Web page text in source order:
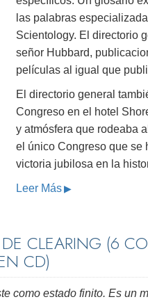
las palabras
Scientology. El directorio
señor Hubbard,
películas al igual que
El directorio general
Congreso en el hotel
y atmósfera que rodeaba
el único Congreso que se
victoria jubilosa en la
Leer Más
CLEARING (6
CD)
como estado finito. Es un